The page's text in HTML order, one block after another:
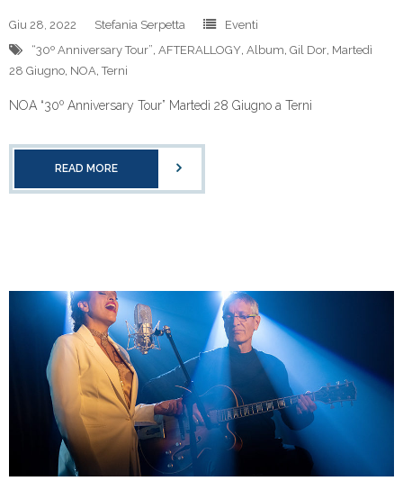
Giu 28, 2022 Stefania Serpetta
Eventi
“30º Anniversary Tour” AFTERALLOGY Album Gil Dor Martedì
28 Giugno NOA ,Terni
NOA “30º Anniversary Tour” Martedì 28 Giugno a Terni
READ MORE